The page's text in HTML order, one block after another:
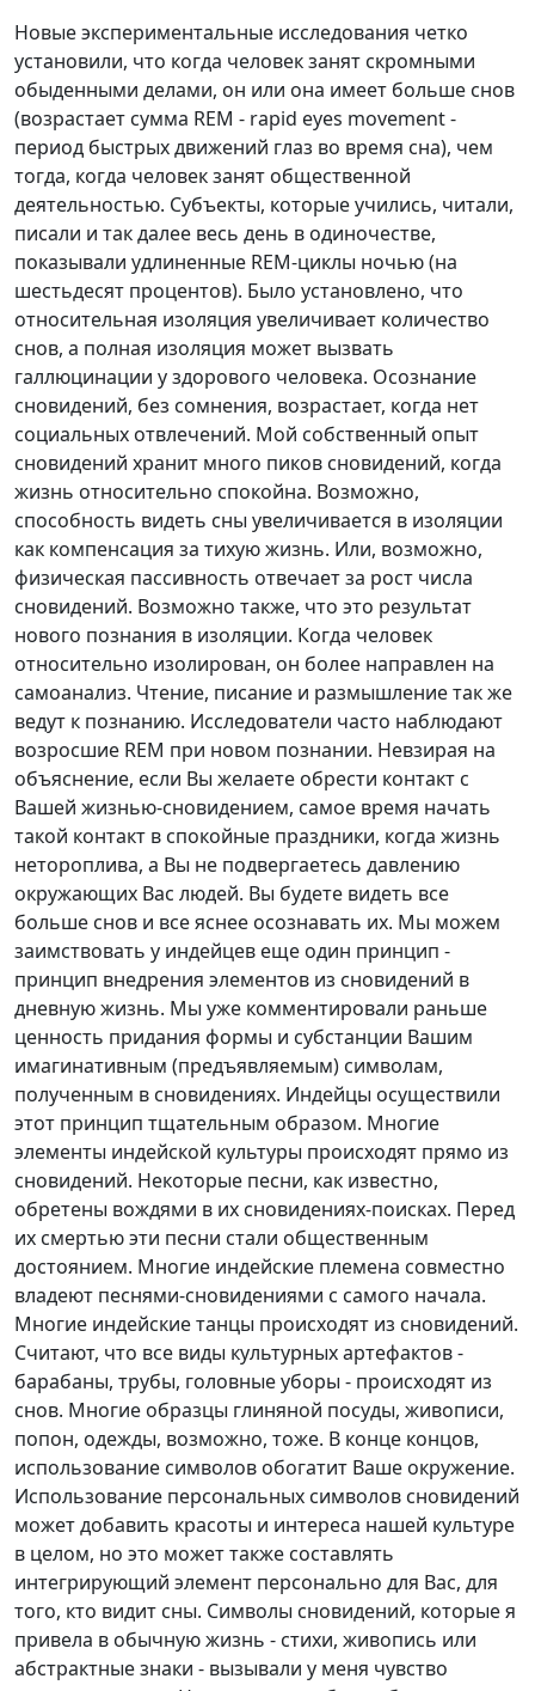
Новые экспериментальные исследования четко
установили, что когда человек занят скромными
обыденными делами, он или она имеет больше снов
(возрастает сумма REM - rapid eyes movement -
период быстрых движений глаз во время сна), чем
тогда, когда человек занят общественной
деятельностью. Субъекты, которые учились, читали,
писали и так далее весь день в одиночестве,
показывали удлиненные REM-циклы ночью (на
шестьдесят процентов). Было установлено, что
относительная изоляция увеличивает количество
снов, а полная изоляция может вызвать
галлюцинации у здорового человека. Осознание
сновидений, без сомнения, возрастает, когда нет
социальных отвлечений. Мой собственный опыт
сновидений хранит много пиков сновидений, когда
жизнь относительно спокойна. Возможно,
способность видеть сны увеличивается в изоляции
как компенсация за тихую жизнь. Или, возможно,
физическая пассивность отвечает за рост числа
сновидений. Возможно также, что это результат
нового познания в изоляции. Когда человек
относительно изолирован, он более направлен на
самоанализ. Чтение, писание и размышление так же
ведут к познанию. Исследователи часто наблюдают
возросшие REM при новом познании. Невзирая на
объяснение, если Вы желаете обрести контакт с
Вашей жизнью-сновидением, самое время начать
такой контакт в спокойные праздники, когда жизнь
нетороплива, а Вы не подвергаетесь давлению
окружающих Вас людей. Вы будете видеть все
больше снов и все яснее осознавать их. Мы можем
заимствовать у индейцев еще один принцип -
принцип внедрения элементов из сновидений в
дневную жизнь. Мы уже комментировали раньше
ценность придания формы и субстанции Вашим
имагинативным (предъявляемым) символам,
полученным в сновидениях. Индейцы осуществили
этот принцип тщательным образом. Многие
элементы индейской культуры происходят прямо из
сновидений. Некоторые песни, как известно,
обретены вождями в их сновидениях-поисках. Перед
их смертью эти песни стали общественным
достоянием. Многие индейские племена совместно
владеют песнями-сновидениями с самого начала.
Многие индейские танцы происходят из сновидений.
Считают, что все виды культурных артефактов -
барабаны, трубы, головные уборы - происходят из
снов. Многие образцы глиняной посуды, живописи,
попон, одежды, возможно, тоже. В конце концов,
использование символов обогатит Ваше окружение.
Использование персональных символов сновидений
может добавить красоты и интереса нашей культуре
в целом, но это может также составлять
интегрирующий элемент персонально для Вас, для
того, кто видит сны. Символы сновидений, которые я
привела в обычную жизнь - стихи, живопись или
абстрактные знаки - вызывали у меня чувство